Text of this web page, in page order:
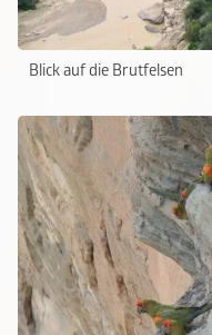
Blick auf die Brutfelsen